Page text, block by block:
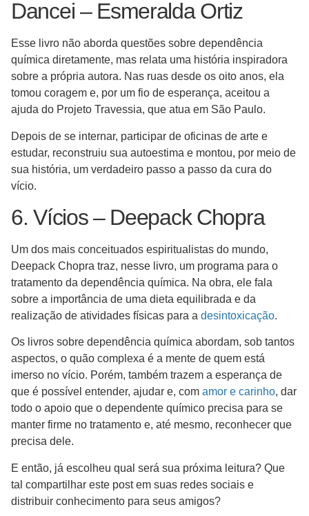
Dancei – Esmeralda Ortiz
Esse livro não aborda questões sobre dependência
química diretamente, mas relata uma história inspiradora
sobre a própria autora. Nas ruas desde os oito anos, ela
tomou coragem e, por um fio de esperança, aceitou a
ajuda do Projeto Travessia, que atua em São Paulo.
Depois de se internar, participar de oficinas de arte e
estudar, reconstruiu sua autoestima e montou, por meio de
sua história, um verdadeiro passo a passo da cura do
vício.
6. Vícios – Deepack Chopra
Um dos mais conceituados espiritualistas do mundo,
Deepack Chopra traz, nesse livro, um programa para o
tratamento da dependência química. Na obra, ele fala
sobre a importância de uma dieta equilibrada e da
realização de atividades físicas para a desintoxicação.
Os livros sobre dependência química abordam, sob tantos
aspectos, o quão complexa é a mente de quem está
imerso no vício. Porém, também trazem a esperança de
que é possível entender, ajudar e, com amor e carinho, dar
todo o apoio que o dependente químico precisa para se
manter firme no tratamento e, até mesmo, reconhecer que
precisa dele.
E então, já escolheu qual será sua próxima leitura? Que
tal compartilhar este post em suas redes sociais e
distribuir conhecimento para seus amigos?